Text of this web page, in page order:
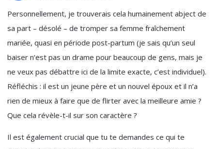
Personnellement, je trouverais cela humainement abject de
sa part – désolé – de tromper sa femme fraîchement
mariée, quasi en période post-partum (je sais qu’un seul
baiser n’est pas un drame pour beaucoup de gens, mais je
ne veux pas débattre ici de la limite exacte, c’est individuel).
Réfléchis : il est un jeune père et un nouvel époux et il n’a
rien de mieux à faire que de flirter avec la meilleure amie ?
Que cela révèle-t-il sur son caractère ?
Il est également crucial que tu te demandes ce qui te